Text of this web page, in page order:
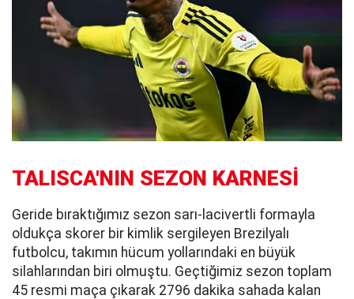
TALISCA'NIN SEZON KARNESİ
Geride bıraktığımız sezon sarı-lacivertli formayla
oldukça skorer bir kimlik sergileyen Brezilyalı
futbolcu, takımın hücum yollarındaki en büyük
silahlarından biri olmuştu. Geçtiğimiz sezon toplam
45 resmi maça çıkarak 2796 dakika sahada kalan